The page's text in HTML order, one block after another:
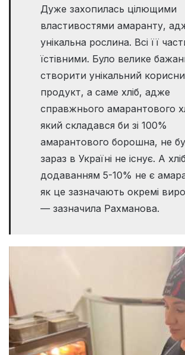
Дуже захопилась цілющими
властивостями амаранту,
унікальна рослина. Всі її
їстівними. Було велике
створити унікальний
продукт, а саме хліб, адже
справжнього амарантового
який складався би зі 100%
амарантового борошна, не
зараз в Україні не існує. А хліб
додаванням 5-10% не є
як це зазначають окремі
— зазначила Рахманова.